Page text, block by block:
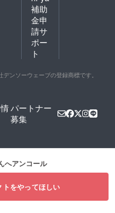
補助
金申
請サ
ポー
ト
デンソーウェーブの登録商標です。
パートナー
募集
へアンコール
トをやってほしい